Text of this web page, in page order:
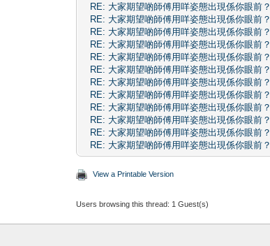
RE: 大家期望啲師傅用咩姿態出現係你眼前？
RE: 大家期望啲師傅用咩姿態出現係你眼前？
RE: 大家期望啲師傅用咩姿態出現係你眼前？
RE: 大家期望啲師傅用咩姿態出現係你眼前？
RE: 大家期望啲師傅用咩姿態出現係你眼前？
RE: 大家期望啲師傅用咩姿態出現係你眼前？
RE: 大家期望啲師傅用咩姿態出現係你眼前？
RE: 大家期望啲師傅用咩姿態出現係你眼前？
RE: 大家期望啲師傅用咩姿態出現係你眼前？
RE: 大家期望啲師傅用咩姿態出現係你眼前？
RE: 大家期望啲師傅用咩姿態出現係你眼前？
RE: 大家期望啲師傅用咩姿態出現係你眼前？
View a Printable Version
Users browsing this thread: 1 Guest(s)